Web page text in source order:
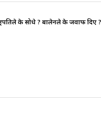
भाइचारा खलबलाउने कुनै पनि